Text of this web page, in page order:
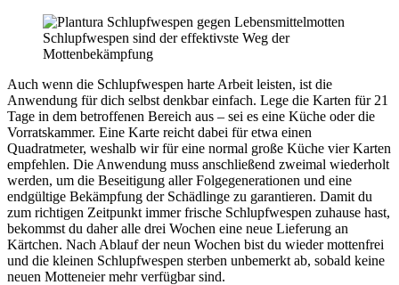
Schlupfwespen sind der effektivste Weg der
Mottenbekämpfung
Auch wenn die Schlupfwespen harte Arbeit leisten, ist die
Anwendung für dich selbst denkbar einfach. Lege die Karten für 21
Tage in dem betroffenen Bereich aus – sei es eine Küche oder die
Vorratskammer. Eine Karte reicht dabei für etwa einen
Quadratmeter, weshalb wir für eine normal große Küche vier Karten
empfehlen. Die Anwendung muss anschließend zweimal wiederholt
werden, um die Beseitigung aller Folgegenerationen und eine
endgültige Bekämpfung der Schädlinge zu garantieren. Damit du
zum richtigen Zeitpunkt immer frische Schlupfwespen zuhause hast,
bekommst du daher alle drei Wochen eine neue Lieferung an
Kärtchen. Nach Ablauf der neun Wochen bist du wieder mottenfrei
und die kleinen Schlupfwespen sterben unbemerkt ab, sobald keine
neuen Motteneier mehr verfügbar sind.